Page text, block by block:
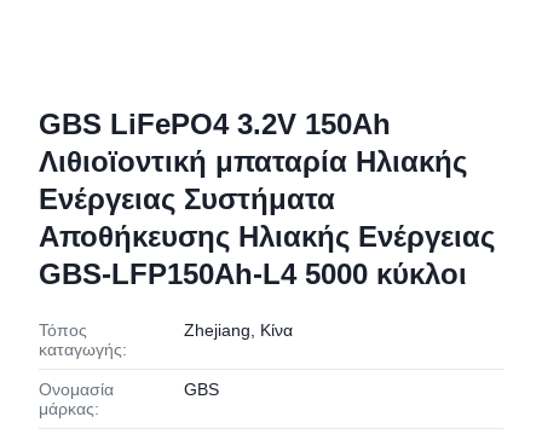
GBS LiFePO4 3.2V 150Ah
Λιθιοϊοντική μπαταρία Ηλιακής
Ενέργειας Συστήματα
Αποθήκευσης Ηλιακής Ενέργειας
GBS-LFP150Ah-L4 5000 κύκλοι
Τόπος
καταγωγής:
Zhejiang, Κίνα
Ονομασία
μάρκας:
GBS